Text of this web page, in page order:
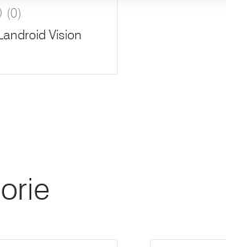
(0)
Vision